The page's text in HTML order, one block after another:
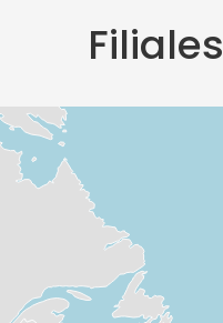
Filiales